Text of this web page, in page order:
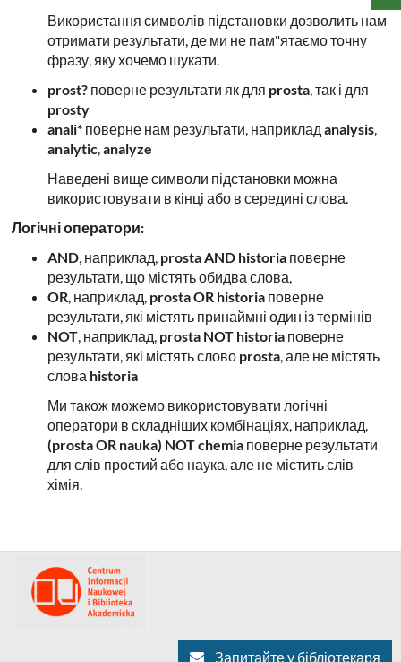
Використання символів підстановки дозволить нам
отримати результати, де ми не пам"ятаємо точну
фразу, яку хочемо шукати.
prost? поверне результати як для prosta , так і для
prosty
anali* поверне нам результати, наприклад analysis
analytic analyze
Наведені вище символи підстановки можна
використовувати в кінці або в середині слова.
Логічні оператори:
AND , наприклад, prosta AND historia поверне
результати, що містять обидва слова,
OR , наприклад, prosta OR historia поверне
результати, які містять принаймні один із термінів
NOT , наприклад, prosta NOT historia поверне
результати, які містять слово prosta , але не містять
слова historia
Ми також можемо використовувати логічні
оператори в складніших комбінаціях, наприклад,
(prosta OR nauka) NOT chemia поверне результати
для слів простий або наука, але не містить слів
хімія.
головну
сторінку
бібліотеки
відкриється
новому
Запитайте у бібліотекаря